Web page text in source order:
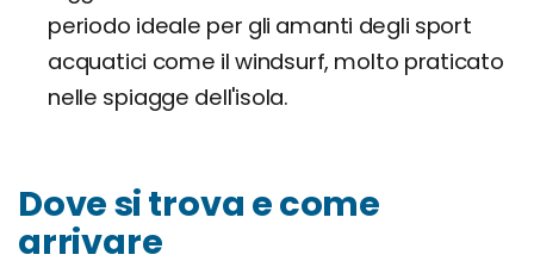
periodo ideale per gli amanti degli sport
acquatici come il windsurf, molto praticato
nelle spiagge dell'isola.
Dove si trova e come
arrivare